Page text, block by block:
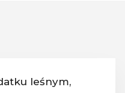
leśnym,